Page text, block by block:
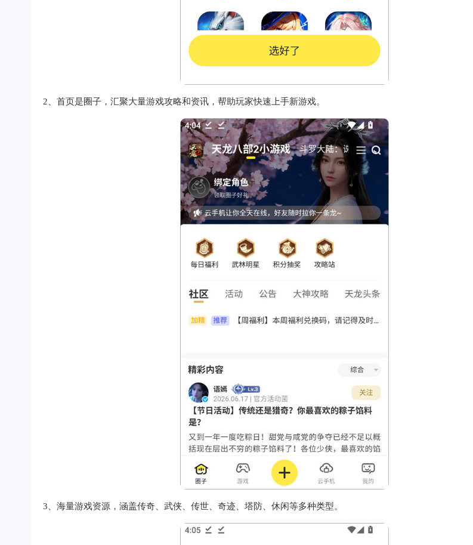
2、首页是圈子，汇聚大量游戏攻略和资讯，帮助玩家快速上手新游戏。
3、海量游戏资源，涵盖传奇、武侠、传世、奇迹、塔防、休闲等多种类型。